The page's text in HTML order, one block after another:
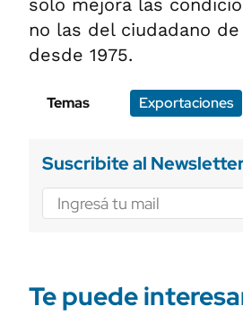
solo mejora las
no las del ciudadano
desde 1975.
Temas Exportaciones
Suscribite al
Te puede